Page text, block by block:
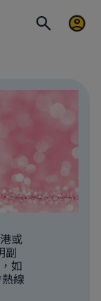
或
副
如
線